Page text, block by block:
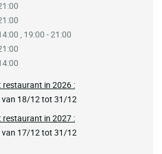
, 19:00 - 21:00
in 2026 :
18/12 tot 31/12
in 2027 :
17/12 tot 31/12